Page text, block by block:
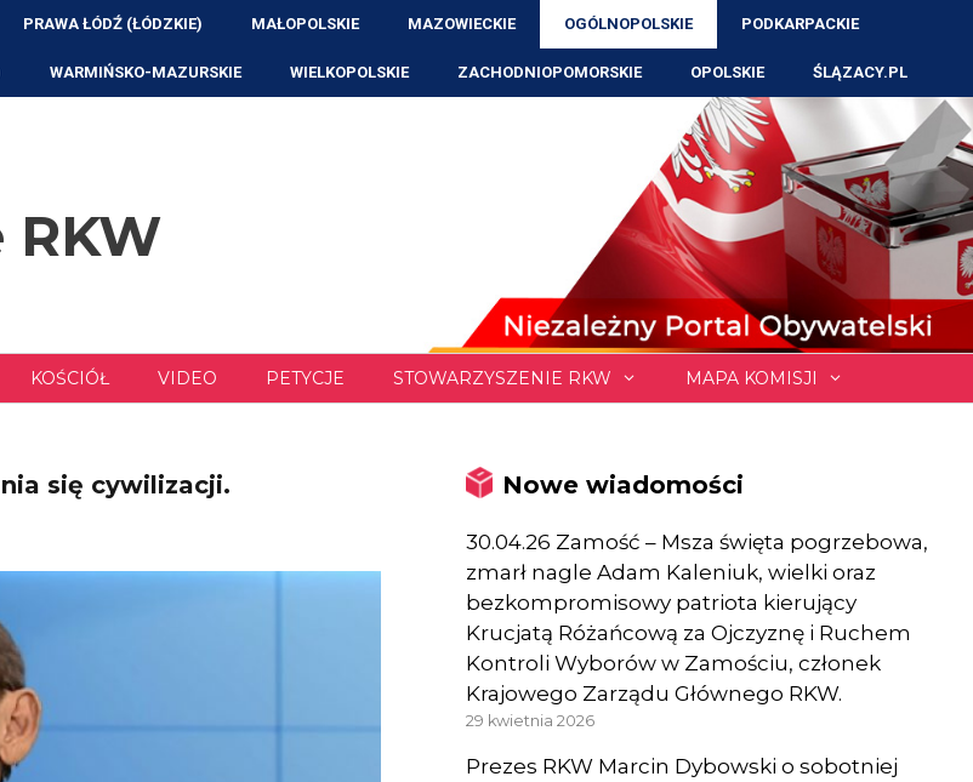
PRAWA ŁÓDŹ (ŁÓDZKIE) MAŁOPOLSKIE MAZOWIECKIE OGÓLNOPOLSKIE PODKARPACKIE
WARMIŃSKO-MAZURSKIE WIELKOPOLSKIE ZACHODNIOPOMORSKIE OPOLSKIE ŚLĄZACY.PL
RKW
KOŚCIÓŁ VIDEO PETYCJE STOWARZYSZENIE RKW MAPA KOMISJI
się cywilizacji. Nowe wiadomości
30.04.26 Zamość – Msza święta pogrzebowa,
zmarł nagle Adam Kaleniuk, wielki oraz
bezkompromisowy patriota kierujący
Krucjatą Różańcową za Ojczyznę i Ruchem
Kontroli Wyborów w Zamościu, członek
Krajowego Zarządu Głównego RKW.
29 kwietnia 2026
Prezes RKW Marcin Dybowski o sobotniej